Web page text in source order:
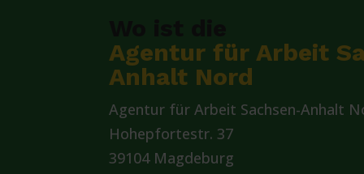
Agentur für Arbeit
Anhalt Nord
Agentur für Arbeit Sachsen-Anhalt
Hohepfortestr. 37
39104 Magdeburg